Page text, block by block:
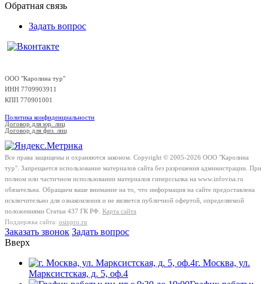
Обратная связь
Задать вопрос
ООО "Каролина тур"
ИНН 7709903911
КПП 770901001
Политика конфиденциальности
Договор для юр. лиц
Договор для физ. лиц
Все права защищены и охраняются законом. Copyright © 2005-2026 OOO "Каролина
тур". Запрещается использование материалов сайта без разрешения администрации. При
полном или частичном использовании материалов гиперссылка на www.infovisa.ru
обязательна. Обращаем ваше внимание на то, что информация на сайте предоставлена
исключительно для ознакомления и не является публичной офертой, определяемой
положениями Статьи 437 ГК РФ. Карта сайта
Поддержка сайта: osinpro.ru
Заказать звонок Задать вопрос
Вверх
г. Москва, ул.
Марксистская, д. 5, оф.4